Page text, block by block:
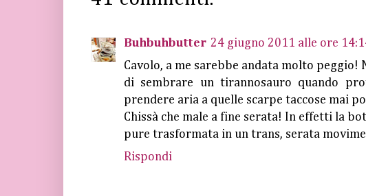
Buhbuhbutter 24 giugno 2011 alle ore
Cavolo, a me sarebbe andata molto peggio!
di sembrare un tirannosauro quando
prendere aria a quelle scarpe taccose mai
Chissà che male a fine serata! In effetti la
pure trasformata in un trans, serata
Rispondi